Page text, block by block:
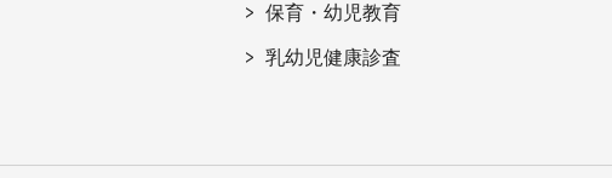
保育・幼児教育
乳幼児健康診査